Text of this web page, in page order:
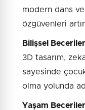
modern dans
özgüvenleri
Bilişsel
3D tasarım,
sayesinde
olma yolunda
Yaşam